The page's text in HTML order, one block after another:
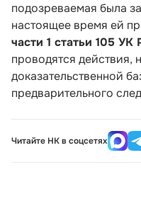
подозреваемая была
настоящее время ей
части 1 статьи 105 УК
проводятся действия,
доказательственной
предварительного
Читайте НК в соцсетях